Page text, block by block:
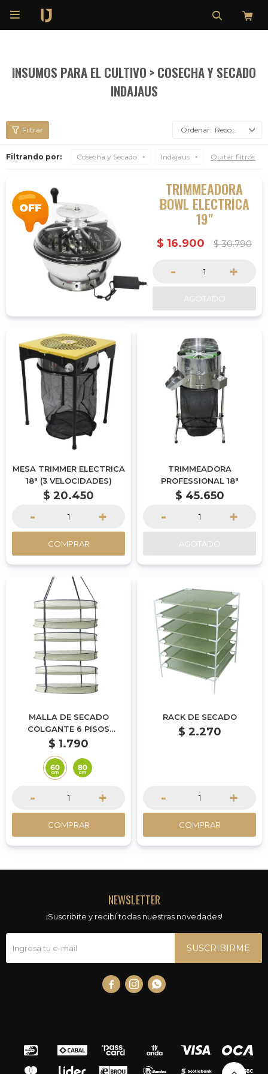

INSUMOS PARA EL CULTIVO > COSECHA Y SECADO
INDAJAUS
Recomendados
Filtrando por: Cosecha y Secado Indajaus Quitar filtros
TRIMMEADORA
BOWL ELECTRICA
19"
$ 16.900 $ 30.790
- +
AGOTADO
MESA TRIMMER ELECTRICA
18" (3 VELOCIDADES)
$ 20.450
- +
COMPRAR
TRIMMEADORA
PROFESSIONAL 18"
$ 45.650
- +
AGOTADO
MALLA DE SECADO
COLGANTE 6 PISOS
REDONDA - MEDIANA |
$ 1.790
- +
COMPRAR
RACK DE SECADO
$ 2.270
- +
COMPRAR
NEWSLETTER
¡Suscribite y recibí todas nuestras novedades!
SUSCRIBIRME
  